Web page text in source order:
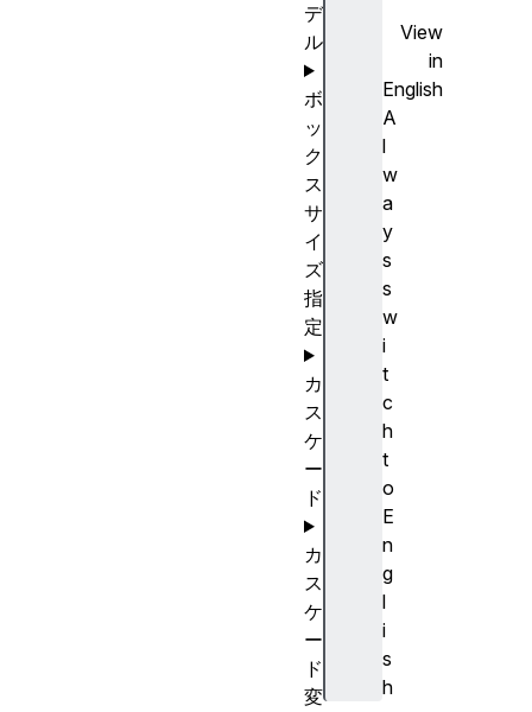
View
in
English
A
l
w
a
y
s
s
w
i
t
c
h
t
o
E
n
g
l
i
s
h
デ
ル
ボ
ッ
ク
ス
サ
イ
ズ
指
定
カ
ス
ケ
ー
ド
カ
ス
ケ
ー
ド
変